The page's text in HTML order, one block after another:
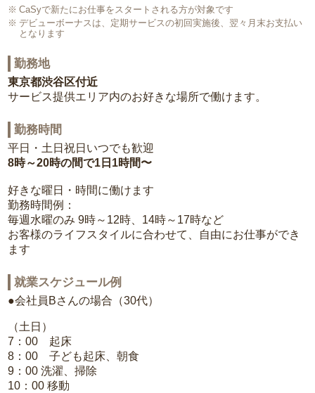
CaSyで新たにお仕事をスタートされる方が対象です
デビューボーナスは、定期サービスの初回実施後、翌々月末お支払い
となります
勤務地
東京都渋谷区付近
サービス提供エリア内のお好きな場所で働けます。
勤務時間
平日・土日祝日いつでも歓迎
8時～20時の間で1日1時間〜
好きな曜日・時間に働けます
勤務時間例：
毎週水曜のみ 9時～12時、14時～17時など
お客様のライフスタイルに合わせて、自由にお仕事ができ
ます
就業スケジュール例
●会社員Bさんの場合（30代）
（土日）
7：00 起床
8：00 子ども起床、朝食
9：00 洗濯、掃除
10：00 移動